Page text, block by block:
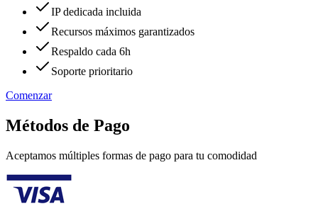
IP dedicada incluida
Recursos máximos garantizados
Respaldo cada 6h
Soporte prioritario
Comenzar
Métodos de Pago
Aceptamos múltiples formas de pago para tu comodidad